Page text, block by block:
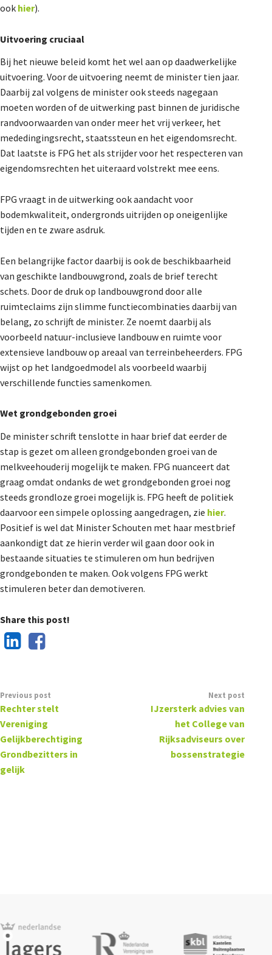
ook hier).
Uitvoering cruciaal
Bij het nieuwe beleid komt het wel aan op daadwerkelijke
uitvoering. Voor de uitvoering neemt de minister tien jaar.
Daarbij zal volgens de minister ook steeds nagegaan
moeten worden of de uitwerking past binnen de juridische
randvoorwaarden van onder meer het vrij verkeer, het
mededingingsrecht, staatssteun en het eigendomsrecht.
Dat laatste is FPG het als strijder voor het respecteren van
eigendomsrechten het uiteraard volstrekt mee eens.
FPG vraagt in de uitwerking ook aandacht voor
bodemkwaliteit, ondergronds uitrijden op oneigenlijke
tijden en te zware asdruk.
Een belangrijke factor daarbij is ook de beschikbaarheid
van geschikte landbouwgrond, zoals de brief terecht
schets. Door de druk op landbouwgrond door alle
ruimteclaims zijn slimme functiecombinaties daarbij van
belang, zo schrijft de minister. Ze noemt daarbij als
voorbeeld natuur-inclusieve landbouw en ruimte voor
extensieve landbouw op areaal van terreinbeheerders. FPG
wijst op het landgoedmodel als voorbeeld waarbij
verschillende functies samenkomen.
Wet grondgebonden groei
De minister schrift tenslotte in haar brief dat eerder de
stap is gezet om alleen grondgebonden groei van de
melkveehouderij mogelijk te maken. FPG nuanceert dat
graag omdat ondanks de wet grondgebonden groei nog
steeds grondloze groei mogelijk is. FPG heeft de politiek
daarvoor een simpele oplossing aangedragen, zie hier.
Positief is wel dat Minister Schouten met haar mestbrief
aankondigt dat ze hierin verder wil gaan door ook in
bestaande situaties te stimuleren om hun bedrijven
grondgebonden te maken. Ook volgens FPG werkt
stimuleren beter dan demotiveren.
Share this post!
Previous post
Rechter stelt
Vereniging
Gelijkberechtiging
Grondbezitters in
gelijk
Next post
IJzersterk advies van
het College van
Rijksadviseurs over
bossenstrategie